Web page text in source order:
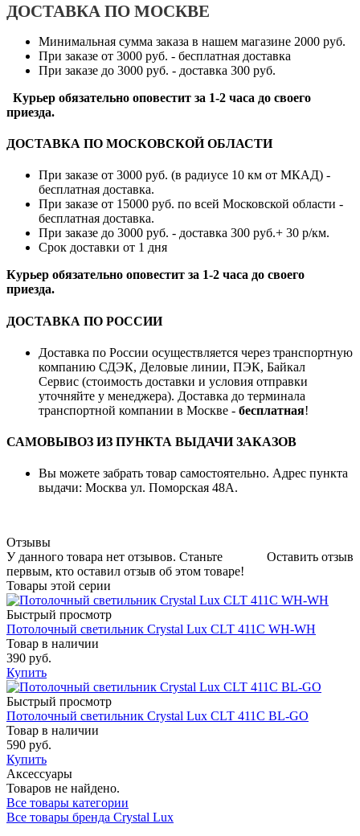
ДОСТАВКА ПО МОСКВЕ
Минимальная сумма заказа в нашем магазине 2000 руб.
При заказе от 3000 руб. - бесплатная доставка
При заказе до 3000 руб. - доставка 300 руб.
Курьер обязательно оповестит за 1-2 часа до своего
приезда.
ДОСТАВКА ПО МОСКОВСКОЙ ОБЛАСТИ
При заказе от 3000 руб. (в радиусе 10 км от МКАД) -
бесплатная доставка.
При заказе от 15000 руб. по всей Московской области -
бесплатная доставка.
При заказе до 3000 руб. - доставка 300 руб.+ 30 р/км.
Срок доставки от 1 дня
Курьер обязательно оповестит за 1-2 часа до своего
приезда.
ДОСТАВКА ПО РОССИИ
Доставка по России осуществляется через транспортную
компанию СДЭК, Деловые линии, ПЭК, Байкал
Сервис (стоимость доставки и условия отправки
уточняйте у менеджера). Доставка до терминала
транспортной компании в Москве - бесплатная!
САМОВЫВОЗ ИЗ ПУНКТА ВЫДАЧИ ЗАКАЗОВ
Вы можете забрать товар самостоятельно. Адрес пункта
выдачи: Москва ул. Поморская 48А.
Отзывы
Оставить отзыв
У данного товара нет отзывов. Станьте
первым, кто оставил отзыв об этом товаре!
Товары этой серии
Быстрый просмотр
Потолочный светильник Crystal Lux CLT 411C WH-WH
Товар в наличии
390 руб.
Купить
Быстрый просмотр
Потолочный светильник Crystal Lux CLT 411C BL-GO
Товар в наличии
590 руб.
Купить
Аксессуары
Товаров не найдено.
Все товары категории
Все товары бренда Crystal Lux